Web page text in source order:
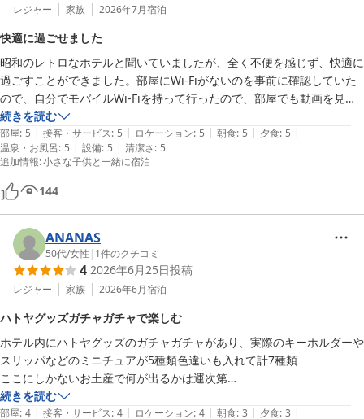
ろがけ、レトロな雰囲気を活かして皆様にお寛ぎいただける空間を
また、チェックイン前・チェックアウト後もプールや温泉をご利用
いただけますので、天候のふるわないお日にちなど今後もぜひご活
用くださいませ。
お客様のご意見を糧に、これからも引き続きサービスの向上に努め
させて頂きますので、またご利用頂ければ幸いでございます。重ね
て御礼申し上げます。
伊東温泉 ハトヤホテル
2026-05-25
レジャー 家族 2026年7月宿泊
快適に過ごせました
昭和のレトロなホテルと聞いていましたが、全く不便を感じず、快適に
過ごすことができました。部屋にWi-Fiがないのを事前に確認していた
ので、自分でモバイルWi-Fiを持って行ったので、部屋でも動画を見な
がら満喫できました。
続きを読む
部屋: 5 | 接客・サービス: 5 | ロケーション: 5 | 朝食: 5 | 夕食: 5 |
温泉・お風呂: 5 | 設備: 5 | 清潔さ: 5
追加情報:小さな子供と一緒に宿泊
144
ANANAS
50代/女性 | 1件のクチコミ
4 2026年6月25日投稿
レジャー 家族 2026年6月宿泊
ハトヤグッズガチャガチャで楽しむ
ホテル内にハトヤグッズのガチャガチャがあり、実際のキーホルダーや
スリッパなどのミニチュアが5種類色違いも入れて計7種類
ここにしかないお土産で何が出るかは運次第
「バカらしい」と通り過ぎる人もありましたが、かなり楽しいひと時を
過ごしました
続きを読む
部屋: 4 | 接客・サービス: 4 | ロケーション: 4 | 朝食: 3 | 夕食: 3 |